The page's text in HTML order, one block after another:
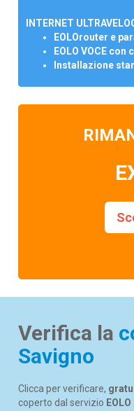
INTERNET
EOLOrouter e
EOLO VOCE
Installazione
Verifica la
Savigno
Clicca per verificare,
coperto dal servizio EOLO